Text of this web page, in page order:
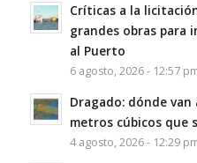
Críticas a la
grandes obras para
al Puerto
6 agosto, 2026 - 12:57
Dragado: dónde
metros cúbicos que
4 agosto, 2026 - 12:29